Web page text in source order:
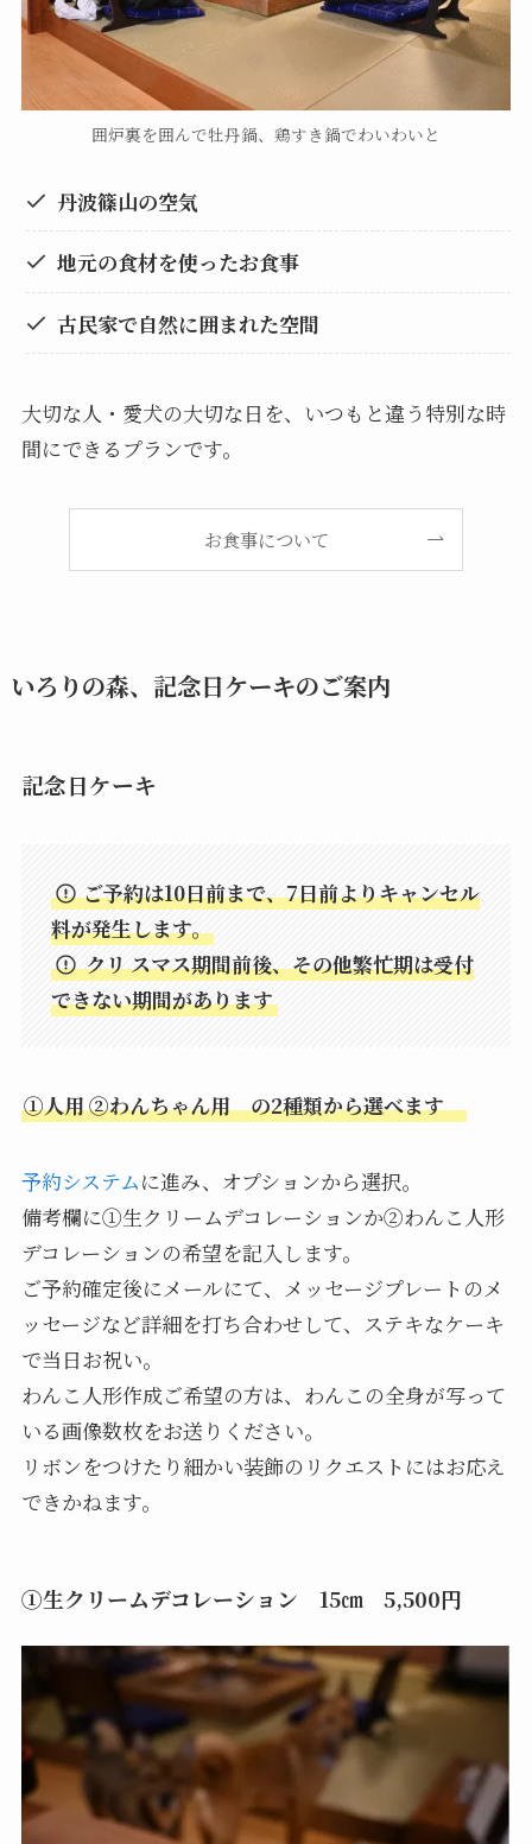
囲炉裏を囲んで牡丹鍋、鶏すき鍋でわいわいと
丹波篠山の空気
地元の食材を使ったお食事
古民家で自然に囲まれた空間
大切な人・愛犬の大切な日を、いつもと違う特別な時
間にできるプランです。
お食事について
いろりの森、記念日ケーキのご案内
記念日ケーキ
ご予約は10日前まで、7日前よりキャンセル
料が発生します。
クリスマス期間前後、その他繁忙期は受付
できない期間があります
①人用 ②わんちゃん用 の2種類から選べます
予約システムに進み、オプションから選択。
備考欄に①生クリームデコレーションか②わんこ人形
デコレーションの希望を記入します。
ご予約確定後にメールにて、メッセージプレートのメ
ッセージなど詳細を打ち合わせして、ステキなケーキ
で当日お祝い。
わんこ人形作成ご希望の方は、わんこの全身が写って
いる画像数枚をお送りください。
リボンをつけたり細かい装飾のリクエストにはお応え
できかねます。
①生クリームデコレーション 15㎝ 5,500円